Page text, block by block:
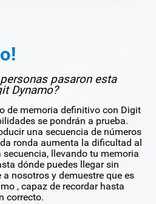
pasaron esta
Dynamo?
de memoria definitivo con Digit
se pondrán a prueba.
una secuencia de números
ronda aumenta la dificultad al
llevando tu memoria
dónde puedes llegar sin
a nosotros y demuestre que es
, capaz de recordar hasta
correcto.